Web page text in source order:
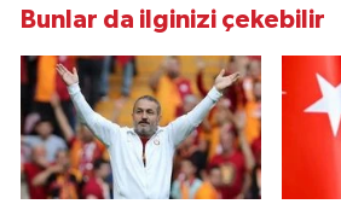
Bunlar da ilginizi çekebilir